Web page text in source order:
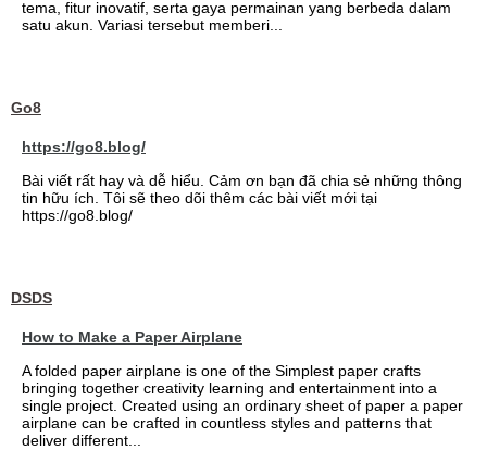
tema, fitur inovatif, serta gaya permainan yang berbeda dalam
satu akun. Variasi tersebut memberi...
Go8
https://go8.blog/
Bài viết rất hay và dễ hiểu. Cảm ơn bạn đã chia sẻ những thông
tin hữu ích. Tôi sẽ theo dõi thêm các bài viết mới tại
https://go8.blog/
DSDS
How to Make a Paper Airplane
A folded paper airplane is one of the Simplest paper crafts
bringing together creativity learning and entertainment into a
single project. Created using an ordinary sheet of paper a paper
airplane can be crafted in countless styles and patterns that
deliver different...